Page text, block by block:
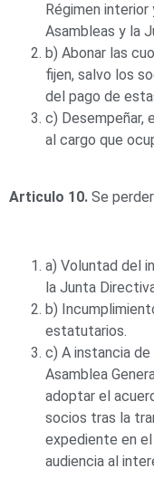
Régimen
Asambleas y la
b) Abonar las
fijen, salvo los
del pago de
c) Desempeñar,
al cargo que
Articulo 10. Se
a) Voluntad del
la Junta
b)
estatutarios.
c) A instancia
Asamblea
adoptar el
socios tras la
expediente en el
audiencia al